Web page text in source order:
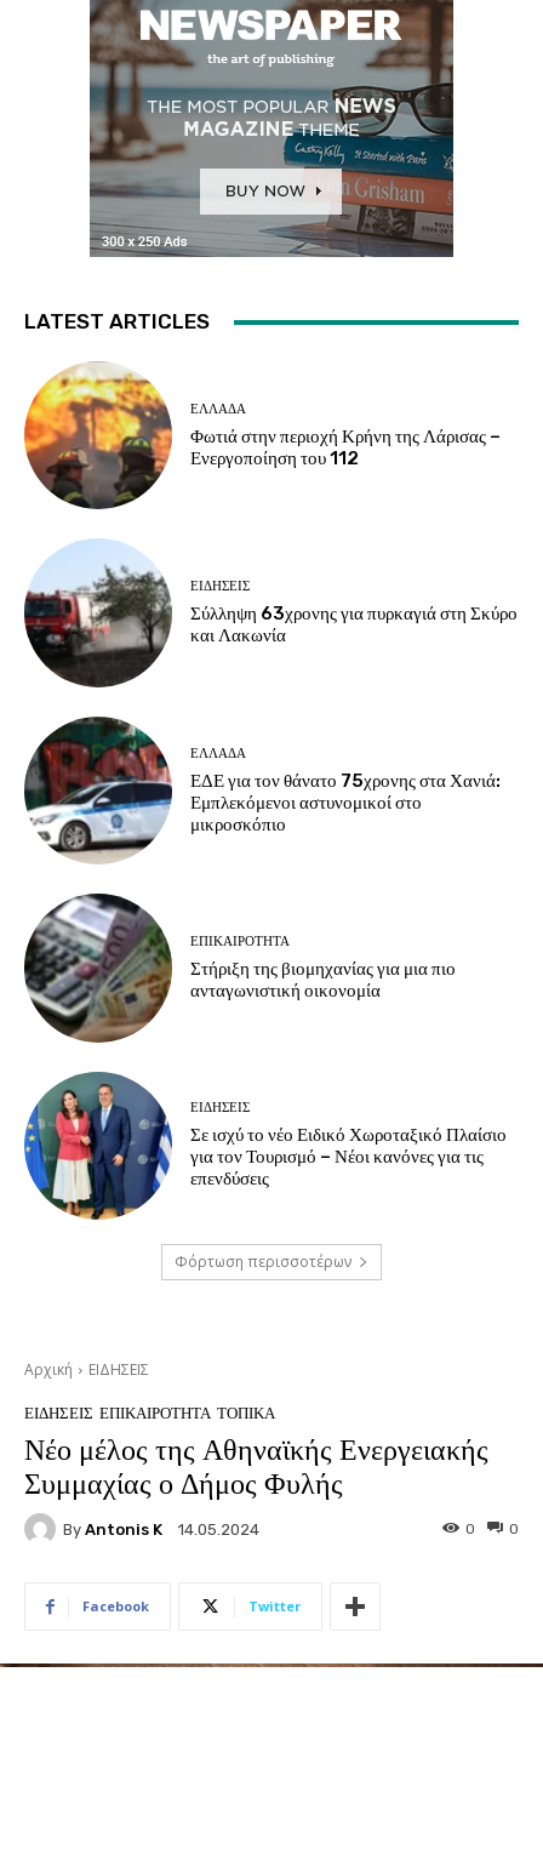
LATEST ARTICLES
ΕΛΛΑΔΑ
Φωτιά στην περιοχή Κρήνη της Λάρισας –
Ενεργοποίηση του 112
ΕΙΔΗΣΕΙΣ
Σύλληψη 63χρονης για πυρκαγιά στη Σκύρο
και Λακωνία
ΕΛΛΑΔΑ
ΕΔΕ για τον θάνατο 75χρονης στα Χανιά:
Εμπλεκόμενοι αστυνομικοί στο
μικροσκόπιο
ΕΠΙΚΑΙΡΟΤΗΤΑ
Στήριξη της βιομηχανίας για μια πιο
ανταγωνιστική οικονομία
ΕΙΔΗΣΕΙΣ
Σε ισχύ το νέο Ειδικό Χωροταξικό Πλαίσιο
για τον Τουρισμό – Νέοι κανόνες για τις
επενδύσεις
Φόρτωση περισσοτέρων